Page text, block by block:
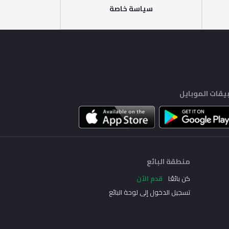
سياسة خاصة
الموبايل
منطقة البائع
كن بائعًا قدم الآن
تسجيل الدخول إلى لوحة البائع